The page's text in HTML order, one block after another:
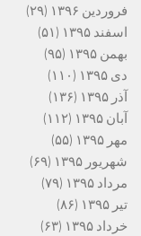
فروردین ۱۳۹۶
(۲۹)
اسفند ۱۳۹۵
(۵۱)
بهمن ۱۳۹۵
(۹۵)
دی ۱۳۹۵
(۱۱۰)
آذر ۱۳۹۵
(۱۳۶)
آبان ۱۳۹۵
(۱۱۲)
مهر ۱۳۹۵
(۵۵)
شهریور ۱۳۹۵
(۶۹)
مرداد ۱۳۹۵
(۷۹)
تیر ۱۳۹۵
(۸۶)
خرداد ۱۳۹۵
(۶۳)